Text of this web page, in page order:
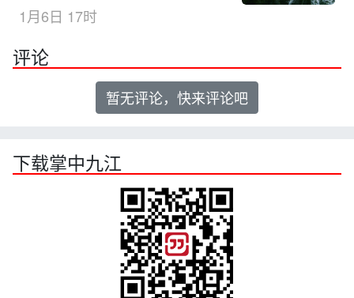
1月6日 17时
评论
暂无评论，快来评论吧
下载掌中九江